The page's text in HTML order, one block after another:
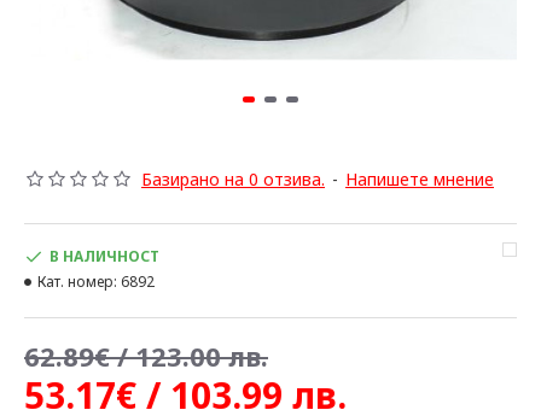
Базирано на 0 отзива. - Напишете мнение
53.17€ / 103.99 лв.
62.89€ / 123.00 лв.
В НАЛИЧНОСТ
Кат. номер: 6892